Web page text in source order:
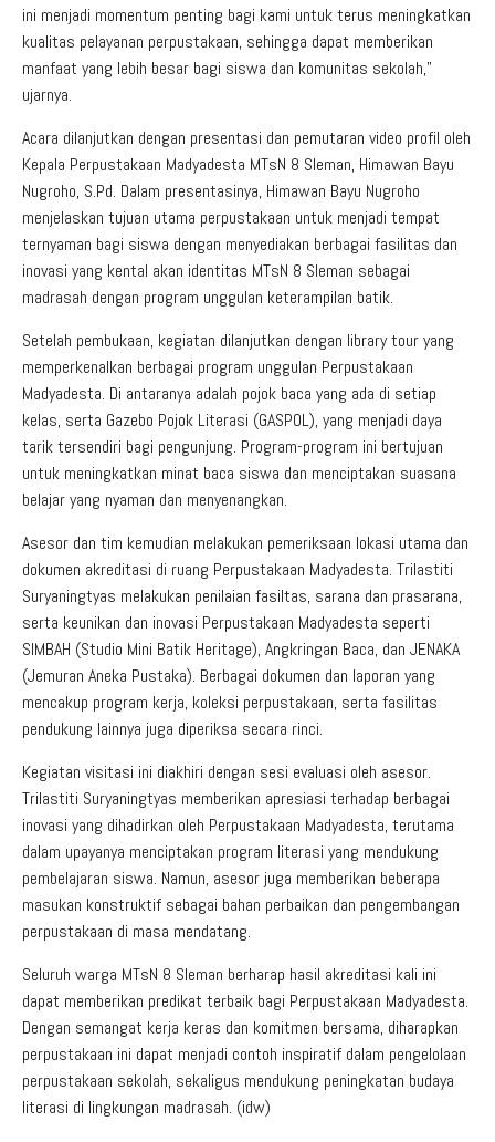
ini menjadi momentum penting bagi kami untuk terus meningkatkan
kualitas pelayanan perpustakaan, sehingga dapat memberikan
manfaat yang lebih besar bagi siswa dan komunitas sekolah,”
ujarnya.
Acara dilanjutkan dengan presentasi dan pemutaran video profil oleh
Kepala Perpustakaan Madyadesta MTsN 8 Sleman, Himawan Bayu
Nugroho, S.Pd. Dalam presentasinya, Himawan Bayu Nugroho
menjelaskan tujuan utama perpustakaan untuk menjadi tempat
ternyaman bagi siswa dengan menyediakan berbagai fasilitas dan
inovasi yang kental akan identitas MTsN 8 Sleman sebagai
madrasah dengan program unggulan keterampilan batik.
Setelah pembukaan, kegiatan dilanjutkan dengan library tour yang
memperkenalkan berbagai program unggulan Perpustakaan
Madyadesta. Di antaranya adalah pojok baca yang ada di setiap
kelas, serta Gazebo Pojok Literasi (GASPOL), yang menjadi daya
tarik tersendiri bagi pengunjung. Program-program ini bertujuan
untuk meningkatkan minat baca siswa dan menciptakan suasana
belajar yang nyaman dan menyenangkan.
Asesor dan tim kemudian melakukan pemeriksaan lokasi utama dan
dokumen akreditasi di ruang Perpustakaan Madyadesta. Trilastiti
Suryaningtyas melakukan penilaian fasiltas, sarana dan prasarana,
serta keunikan dan inovasi Perpustakaan Madyadesta seperti
SIMBAH (Studio Mini Batik Heritage), Angkringan Baca, dan JENAKA
(Jemuran Aneka Pustaka). Berbagai dokumen dan laporan yang
mencakup program kerja, koleksi perpustakaan, serta fasilitas
pendukung lainnya juga diperiksa secara rinci.
Kegiatan visitasi ini diakhiri dengan sesi evaluasi oleh asesor.
Trilastiti Suryaningtyas memberikan apresiasi terhadap berbagai
inovasi yang dihadirkan oleh Perpustakaan Madyadesta, terutama
dalam upayanya menciptakan program literasi yang mendukung
pembelajaran siswa. Namun, asesor juga memberikan beberapa
masukan konstruktif sebagai bahan perbaikan dan pengembangan
perpustakaan di masa mendatang.
Seluruh warga MTsN 8 Sleman berharap hasil akreditasi kali ini
dapat memberikan predikat terbaik bagi Perpustakaan Madyadesta.
Dengan semangat kerja keras dan komitmen bersama, diharapkan
perpustakaan ini dapat menjadi contoh inspiratif dalam pengelolaan
perpustakaan sekolah, sekaligus mendukung peningkatan budaya
literasi di lingkungan madrasah. (idw)